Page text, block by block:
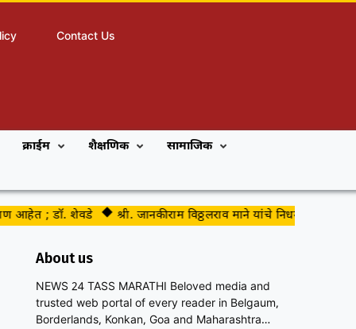
Contact Us
क्राईम शैक्षणिक सामाजिक
; डॉ. शेवडे श्री. जानकीराम विठ्ठलराव माने यांचे निधन
About us
NEWS 24 TASS MARATHI Beloved media and
trusted web portal of every reader in Belgaum,
Borderlands, Konkan, Goa and Maharashtra…